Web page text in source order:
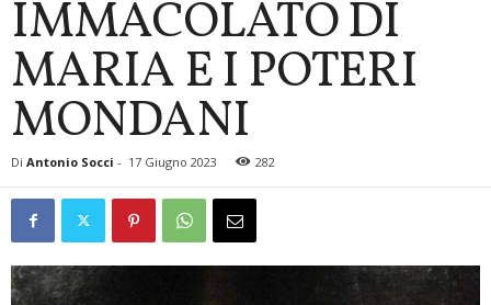
IMMACOLATO DI
MARIA E I POTERI
MONDANI
Di Antonio Socci - 17 Giugno 2023 282